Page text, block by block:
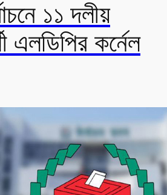
১১ দলীয়
এলডিপির কর্নেল